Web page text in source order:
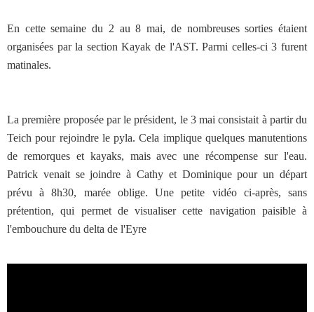
En cette semaine du 2 au 8 mai, de nombreuses sorties étaient
organisées par la section Kayak de l'AST. Parmi celles-ci 3 furent
matinales.
La première proposée par le président, le 3 mai consistait à partir du
Teich pour rejoindre le pyla. Cela implique quelques manutentions
de remorques et kayaks, mais avec une récompense sur l'eau.
Patrick venait se joindre à Cathy et Dominique pour un départ
prévu à 8h30, marée oblige. Une petite vidéo ci-après, sans
prétention, qui permet de visualiser cette navigation paisible à
l'embouchure du delta de l'Eyre